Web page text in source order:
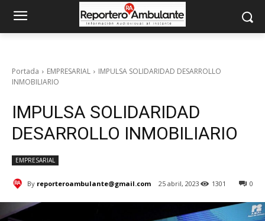
Portada EMPRESARIAL
IMPULSA SOLIDARIDAD DESARROLLO
INMOBILIARIO
IMPULSA SOLIDARIDAD
DESARROLLO INMOBILIARIO
EMPRESARIAL
By reporteroambulante@gmail.com 25 abril, 2023 0
1301